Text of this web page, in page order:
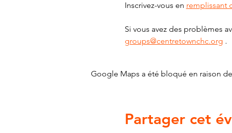
Inscrivez-vous en remplissant
Si vous avez des problèmes
groups@centretownchc.org .
Google Maps a été bloqué en raison
Partager cet